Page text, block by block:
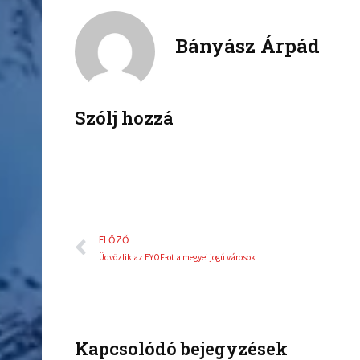
b
Bányász Árpád
Szólj hozzá
Előző
ELŐZŐ
Üdvözlik az EYOF-ot a megyei jogú városok
Kapcsolódó bejegyzések